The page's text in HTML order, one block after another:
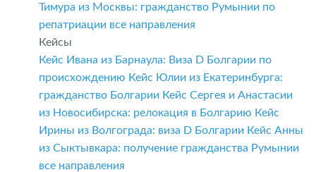
Тимура из Москвы: гражданство Румынии по
репатриации все направления
Кейсы
Кейс Ивана из Барнаула: Виза D Болгарии по
происхождению Кейс Юлии из Екатеринбурга:
гражданство Болгарии Кейс Сергея и Анастасии
из Новосибирска: релокация в Болгарию Кейс
Ирины из Волгограда: виза D Болгарии Кейс Анны
из Сыктывкара: получение гражданства Румынии
все направления